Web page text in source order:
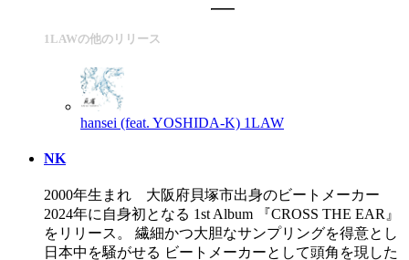
1LAWの他のリリース
hansei (feat. YOSHIDA-K) 1LAW
NK
2000年生まれ 大阪府貝塚市出身のビートメーカー
2024年に自身初となる 1st Album 『CROSS THE EAR』
をリリース。 繊細かつ大胆なサンプリングを得意とし
日本中を騒がせる ビートメーカーとして頭角を現した